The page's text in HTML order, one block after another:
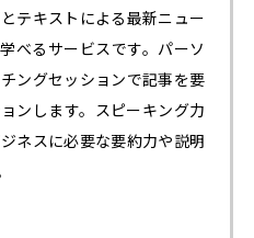
テキストによる最新ニュー
べるサービスです。パーソ
ングセッションで記事を要
ンします。スピーキング力
ネスに必要な要約力や説明